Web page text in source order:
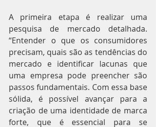
A primeira etapa é realizar uma
pesquisa de mercado detalhada.
“Entender o que os consumidores
precisam, quais são as tendências do
mercado e identificar lacunas que
uma empresa pode preencher são
passos fundamentais. Com essa base
sólida, é possível avançar para a
criação de uma identidade de marca
forte, que é essencial para se